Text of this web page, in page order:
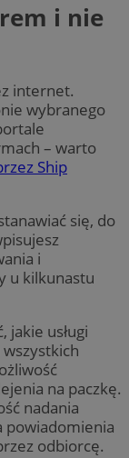
i nie
internet.
wybranego
– warto
Ship
się, do
i
u kilkunastu
jakie usługi
na paczkę.
nadania
powiadomienia
odbiorcę.